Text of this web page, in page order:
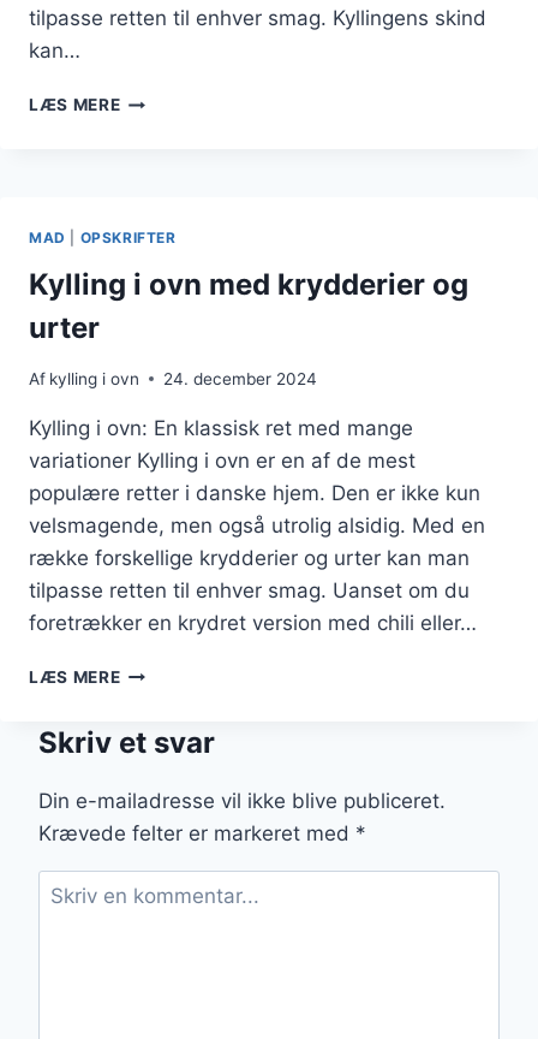
tilpasse retten til enhver smag. Kyllingens skind
kan…
LÆS MEREKYLLING
SPRØDHED
MAD OPSKRIFTER
Kylling i ovn med krydderier og
urter
Af kylling i ovn 24. december 2024
Kylling i ovn: En klassisk ret med mange
variationer Kylling i ovn er en af de mest
populære retter i danske hjem. Den er ikke kun
velsmagende, men også utrolig alsidig. Med en
række forskellige krydderier og urter kan man
tilpasse retten til enhver smag. Uanset om du
foretrækker en krydret version med chili eller…
LÆS MEREKYLLING
MED
OG
URTER
Skriv et svar
Din e-mailadresse vil ikke blive publiceret.
Krævede felter er markeret med *